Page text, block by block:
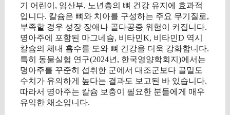
기 어린이, 임산부, 노년층의 뼈 건강 유지에 효과적
입니다. 칼슘은 뼈와 치아를 구성하는 주요 무기질로,
부족할 경우 성장 장애나 골다공증 위험이 커집니다.
명아주에 포함된 마그네슘, 비타민K, 비타민D 역시
칼슘의 체내 흡수를 도와 뼈 건강을 더욱 강화합니다.
특히 동물실험 연구(2024년, 한국영양학회지)에서는
명아주를 꾸준히 섭취한 군에서 대조군보다 골밀도
수치가 유의하게 높다는 결과도 보고된 바 있습니다.
따라서 명아주는 칼슘 보충이 필요한 분들에게 매우
유익한 채소입니다.